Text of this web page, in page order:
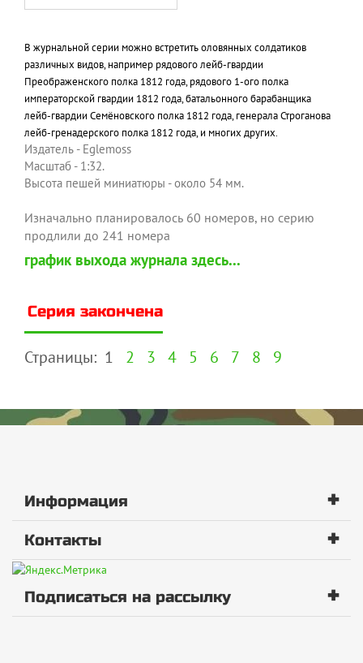
В журнальной серии можно встретить оловянных солдатиков
различных видов, например рядового лейб-гвардии
Преображенского полка 1812 года, рядового 1-ого полка
императорской гвардии 1812 года, батальонного барабанщика
лейб-гвардии Семёновского полка 1812 года, генерала Строганова
лейб-гренадерского полка 1812 года, и многих других.
Издатель - Eglemoss
Масштаб - 1:32.
Высота пешей миниатюры - около 54 мм.
Изначально планировалось 60 номеров, но серию
продлили до 241 номера
график выхода журнала здесь...
Серия закончена
Страницы: 1 2 3 4 5 6 7 8 9
Информация +
Контакты +
Подписаться на рассылку +